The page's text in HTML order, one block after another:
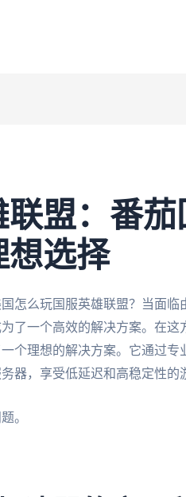
盟：番茄
想选择
怎么玩国服英雄联盟？当面临
了一个高效的解决方案。在这
个理想的解决方案。它通过专
器，享受低延迟和高稳定性的
。